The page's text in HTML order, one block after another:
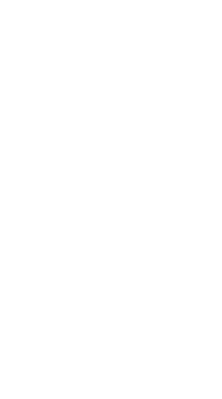
El acto arranca a
Monumento al
local. A
antes de dar
La jornada
destacadas del
Molina, y Miguel
La Plaza de